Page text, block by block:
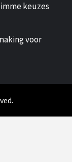
keuzes
voor